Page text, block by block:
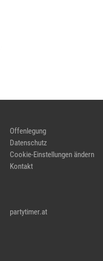
Offenlegung
Datenschutz
Cookie-Einstellungen ändern
Kontakt
partytimer.at